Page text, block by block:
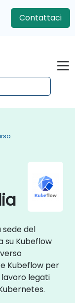
Contattaci
sede del
su Kubeflow
Kubeflow per
legati